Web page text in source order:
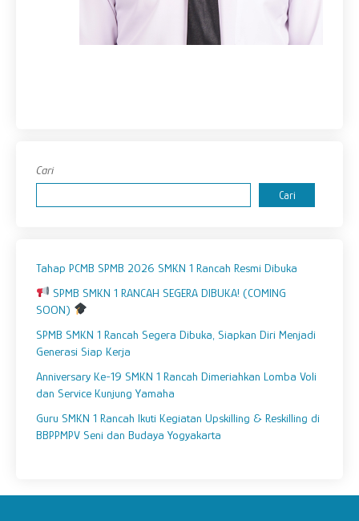
Cari
Cari
Tahap PCMB SPMB 2026 SMKN 1 Rancah Resmi Dibuka
SPMB SMKN 1 RANCAH SEGERA DIBUKA! (COMING
SOON)
SPMB SMKN 1 Rancah Segera Dibuka, Siapkan Diri Menjadi
Generasi Siap Kerja
Anniversary Ke-19 SMKN 1 Rancah Dimeriahkan Lomba Voli
dan Service Kunjung Yamaha
Guru SMKN 1 Rancah Ikuti Kegiatan Upskilling & Reskilling di
BBPPMPV Seni dan Budaya Yogyakarta